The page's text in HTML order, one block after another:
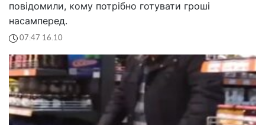
повідомили, кому потрібно готувати гроші
насамперед.
07:47 16.10